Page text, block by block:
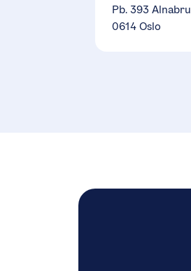
Pb. 393 Alnabru
0614 Oslo